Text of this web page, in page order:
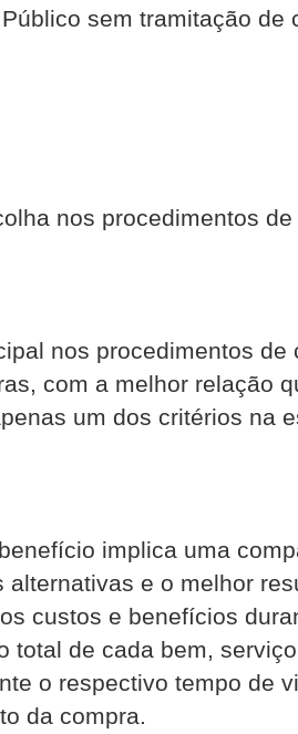
sem tramitação de
nos procedimentos
nos procedimentos
com a melhor relação
um dos critérios na
implica uma
alternativas e o melhor
custos e benefícios
total de cada bem,
o respectivo tempo de
da compra.